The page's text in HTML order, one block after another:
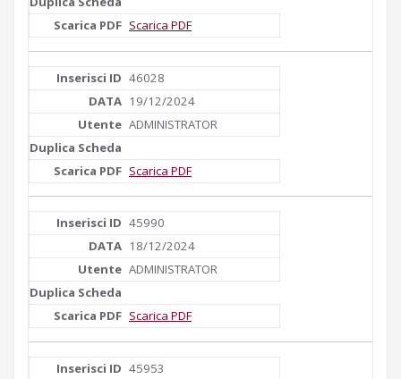
Scarica PDF
46028
19/12/2024
ADMINISTRATOR
Scarica PDF
45990
18/12/2024
ADMINISTRATOR
Scarica PDF
45953